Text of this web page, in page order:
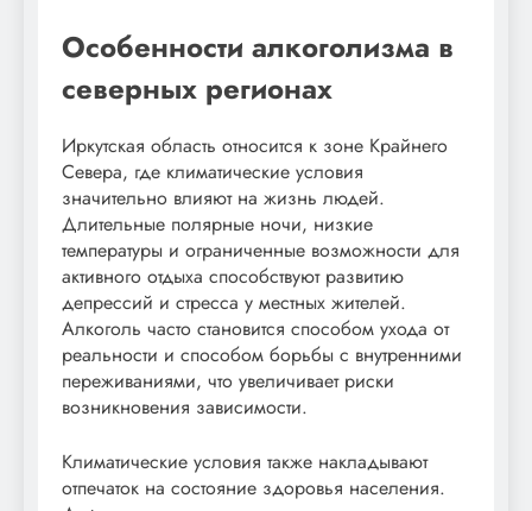
Особенности алкоголизма в
северных регионах
Иркутская область относится к зоне Крайнего
Севера, где климатические условия
значительно влияют на жизнь людей.
Длительные полярные ночи, низкие
температуры и ограниченные возможности для
активного отдыха способствуют развитию
депрессий и стресса у местных жителей.
Алкоголь часто становится способом ухода от
реальности и способом борьбы с внутренними
переживаниями, что увеличивает риски
возникновения зависимости.
Климатические условия также накладывают
отпечаток на состояние здоровья населения.